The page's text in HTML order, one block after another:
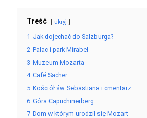
Treść ukryj
1 Jak dojechać do Salzburga?
2 Pałac i park Mirabel
3 Muzeum Mozarta
4 Café Sacher
5 Kościół św. Sebastiana i cmentarz
6 Góra Capuchinerberg
7 Dom w którym urodził się Mozart